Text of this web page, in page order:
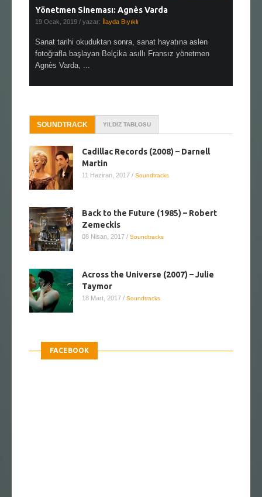
Yönetmen Sineması: Agnès Varda
19 Ocak, 2019 / yazar: İlayda Bıyıklı
Sanat tarihi okuduktan sonra, sanat hayatına aslen
fotoğrafla başlayan Belçika asıllı Fransız yönetmen
Agnès Varda, ...
SOUNDTRACK YILDIZ TABLOSU
Cadillac Records (2008) – Darnell
Martin
11 Haziran, 2017 / Soundtracks
Back to the Future (1985) – Robert
Zemeckis
08 Nisan, 2017 / Soundtracks
Across the Universe (2007) – Julie
Taymor
18 Mart, 2017 / Soundtracks
FACEBOOK